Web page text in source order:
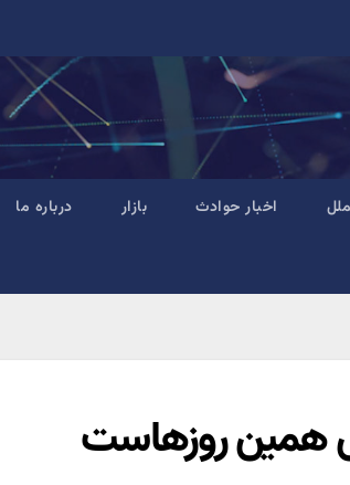
اخبار حوادث بازار درباره ما